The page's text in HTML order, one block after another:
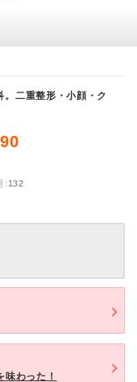
二重整形・小顔・ク
:132
わった！